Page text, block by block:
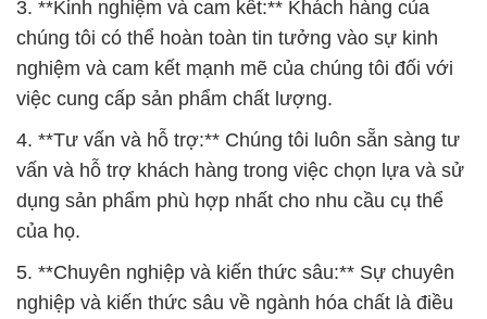
4. **Tư vấn và hỗ trợ:** Chúng tôi luôn sẵn sàng tư
vấn và hỗ trợ khách hàng trong việc chọn lựa và sử
dụng sản phẩm phù hợp nhất cho nhu cầu cụ thể
của họ.
5. **Chuyên nghiệp và kiến thức sâu:** Sự chuyên
nghiệp và kiến thức sâu về ngành hóa chất là điều
mà chúng tôi tự hào mang đến cho quý khách hàng.
6. **Đáp ứng yêu cầu khắt khe:** Với tận tâm và
kiến thức sâu rộng về hóa chất công nghiệp, chúng
tôi đã phát triển sản phẩm này để đáp ứng các tiêu